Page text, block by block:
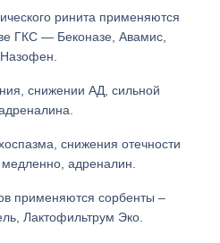
ринита применяются
ГКС — Беконазе, Авамис,
снижении АД, сильной
снижения отечности
адреналин.
применяются сорбенты –
Лактофильтрум Эко.